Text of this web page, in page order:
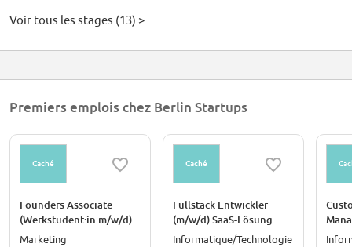
Voir tous les stages (13) >
Premiers emplois chez Berlin Startups
Caché
Founders Associate
(Werkstudent:in m/w/d)
Marketing
Caché
Fullstack Entwickler
(m/w/d) SaaS-Lösung
Informatique/Technologie